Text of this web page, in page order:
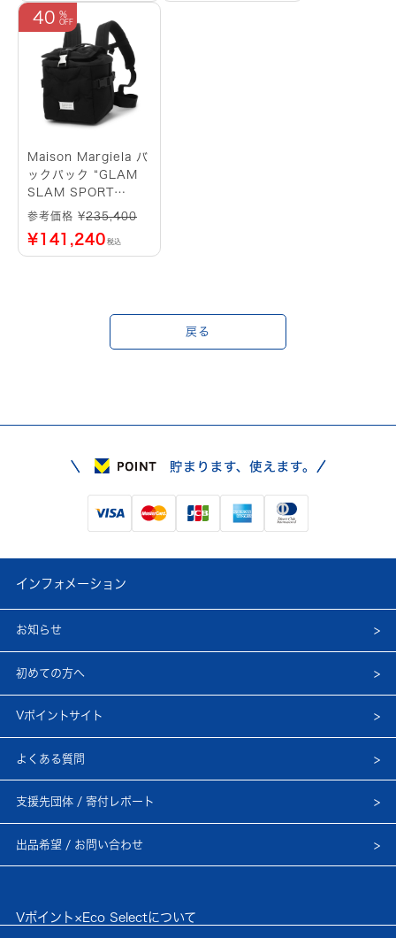
40
Maison Margiela バ
ックパック “GLAM
SLAM SPORT
BACKPACK SMALL
参考価格 ¥235,400
¥141,240 税込
戻る
インフォメーション
お知らせ
初めての方へ
Vポイントサイト
よくある質問
支援先団体 / 寄付レポート
出品希望 / お問い合わせ
Vポイント×Eco Selectについて